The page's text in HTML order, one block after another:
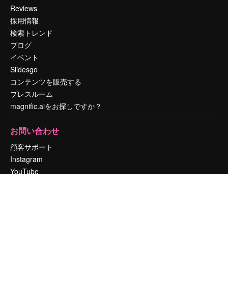
Reviews
採用情報
検索トレンド
ブログ
イベント
Slidesgo
コンテンツを販売する
プレスルーム
magnific.aiをお探しですか？
お問い合わせ
顧客サポート
Instagram
YouTube